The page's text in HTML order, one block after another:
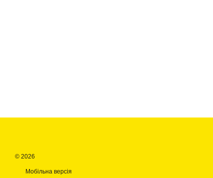
© 2026
Мобільна версія